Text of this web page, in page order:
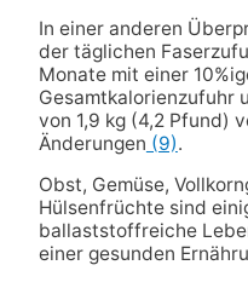
In einer anderen
der täglichen
Monate mit einer
Gesamtkalorienzufuhr
von 1,9 kg (4,2 Pfund)
Änderungen (9).
Obst, Gemüse,
Hülsenfrüchte sind
ballaststoffreiche
einer gesunden